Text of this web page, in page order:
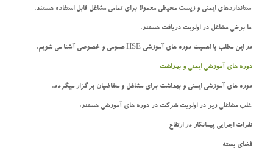
استانداردهای ایمنی و زیست محیطی معمولا برای تمامی مشاغل قابل استفاده هستند.
اما برخی مشاغل در اولویت دریافت هستند.
در این مطلب با اهمیت دوره های آموزشی HSE عمومی و خصوصی آشنا می شویم.
دوره های آموزشی ایمنی و بهداشت
دوره های آموزشی ایمنی و بهداشت برای مشاغل و متقاضیان برگزار میگردد.
اغلب مشاغلی زیر در اولویت شرکت در دوره های آموزشی هستند:
نفرات اجرایی پیمانکار در ارتفاع
فضای بسته